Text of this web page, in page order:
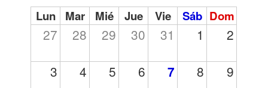
Lun Mar Mié Jue Vie Sáb Dom
27 28 29 30 31 1 2
3 4 5 6 7 8 9